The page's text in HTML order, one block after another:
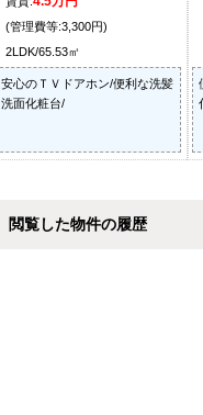
(管理費等:3,300円)
2LDK/65.53㎡
安心のＴＶドアホン/便利な洗髪
洗面化粧台/
閲覧した物件の履歴